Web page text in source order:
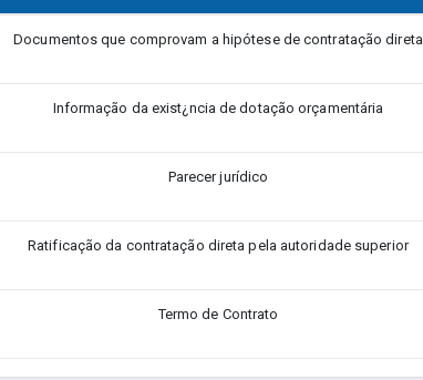
Documentos que comprovam a hipótese de contratação direta
Informação da exist¿ncia de dotação orçamentária
Parecer jurídico
Ratificação da contratação direta pela autoridade superior
Termo de Contrato